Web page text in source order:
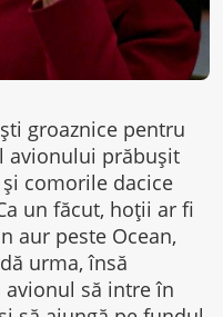
groaznice pentru
avionului prăbușit
comorile dacice
un făcut, hoții ar fi
aur peste Ocean,
urma, însă
avionul să intre în